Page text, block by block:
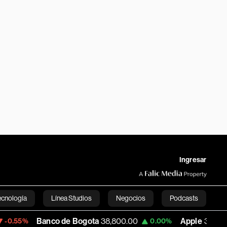
Ingresar
Línea Studios Negocios Podcasts
English
Banco de Bogota 38,800.00 0.00% Apple 309.25 +1.97%